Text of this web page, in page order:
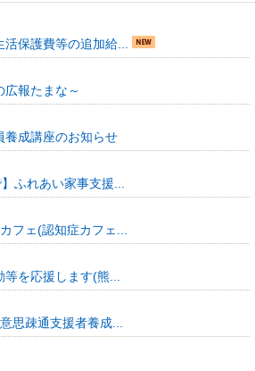
保護費等の追加給...
広報たまな～
養成講座のお知らせ
ふれあい家事支援...
フェ(認知症カフェ...
等を応援します(熊...
思疎通支援者養成...